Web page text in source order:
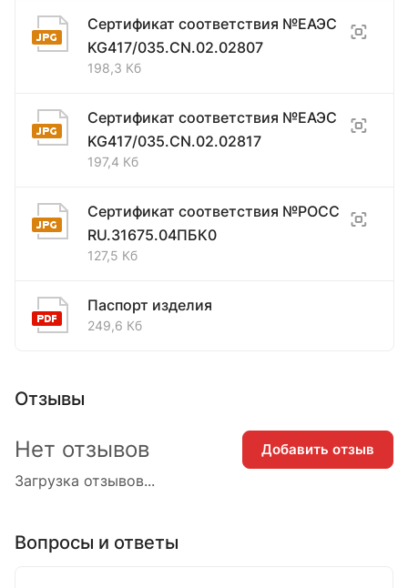
Сертификат соответствия №ЕАЭС
KG417/035.CN.02.02807
198,3 Кб
Сертификат соответствия №ЕАЭС
KG417/035.CN.02.02817
197,4 Кб
Сертификат соответствия №РОСС
RU.31675.04ПБК0
127,5 Кб
Паспорт изделия
249,6 Кб
Отзывы
Загрузка отзывов...
Нет отзывов Добавить отзыв
Вопросы и ответы